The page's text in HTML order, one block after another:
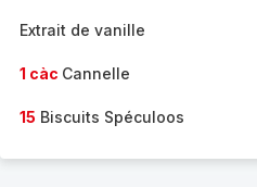
Extrait de vanille
1 càc Cannelle
15 Biscuits Spéculoos